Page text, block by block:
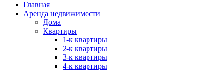
Главная
Аренда недвижимости
Дома
Квартиры
1-к квартиры
2-к квартиры
3-к квартиры
4-к квартиры